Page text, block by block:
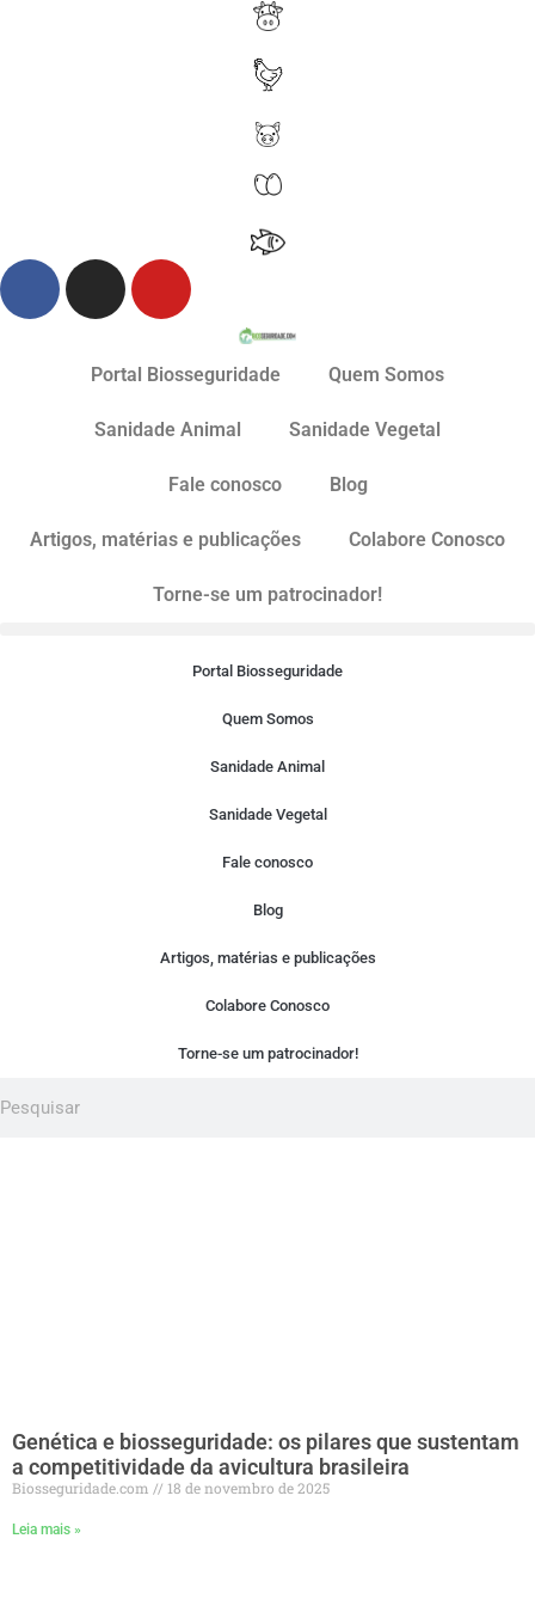
Portal Biosseguridade Quem Somos
Sanidade Animal Sanidade Vegetal
Fale conosco Blog
Artigos, matérias e publicações Colabore Conosco
Torne-se um patrocinador!
Portal Biosseguridade
Quem Somos
Sanidade Animal
Sanidade Vegetal
Fale conosco
Blog
Artigos, matérias e publicações
Colabore Conosco
Torne-se um patrocinador!
Genética e biosseguridade: os pilares que sustentam
a competitividade da avicultura brasileira
Biosseguridade.com 18 de novembro de 2025
Leia mais »